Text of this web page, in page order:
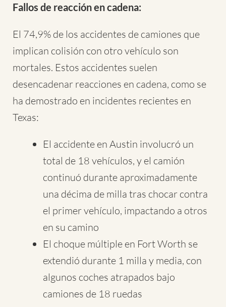
Fallos de reacción en cadena:
El 74,9% de los accidentes de camiones que
implican colisión con otro vehículo son
mortales. Estos accidentes suelen
desencadenar reacciones en cadena, como se
ha demostrado en incidentes recientes en
Texas:
El accidente en Austin involucró un
total de 18 vehículos, y el camión
continuó durante aproximadamente
una décima de milla tras chocar contra
el primer vehículo, impactando a otros
en su camino
El choque múltiple en Fort Worth se
extendió durante 1 milla y media, con
algunos coches atrapados bajo
camiones de 18 ruedas